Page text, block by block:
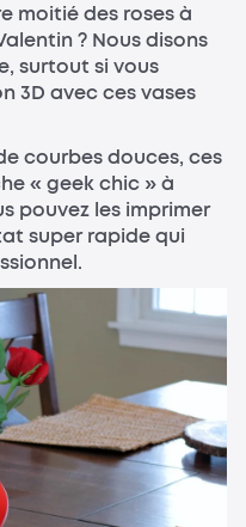
moitié des roses à
? Nous disons
surtout si vous
3D avec ces vases
courbes douces, ces
« geek chic » à
pouvez les imprimer
super rapide qui